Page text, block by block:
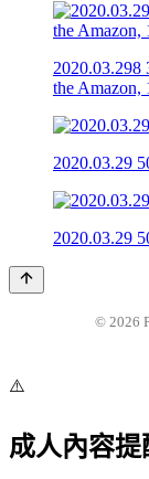
2020.03.298
the Amazon,
2020.03.29
2020.03.29
© 2026
⚠️
成人內容提